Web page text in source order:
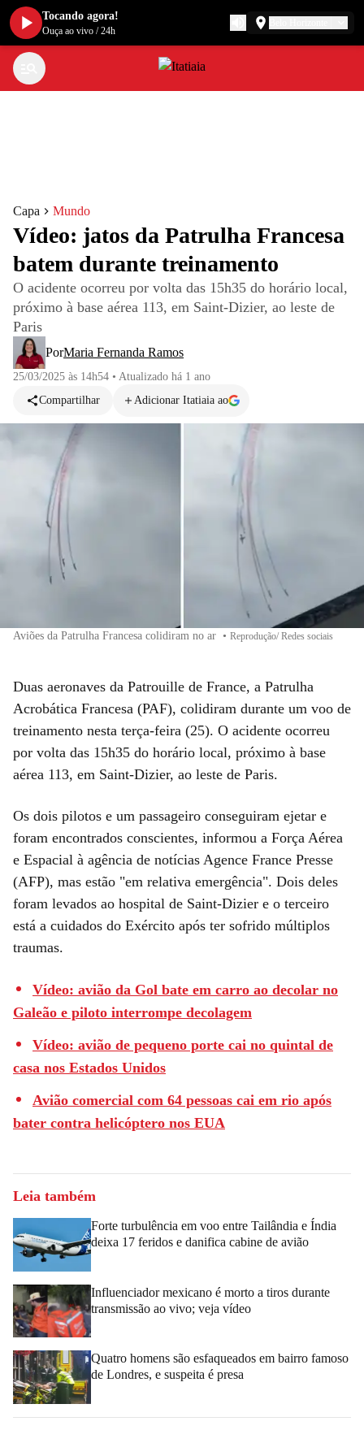
Capa Mundo
Vídeo: jatos da Patrulha Francesa
batem durante treinamento
O acidente ocorreu por volta das 15h35 do horário local,
próximo à base aérea 113, em Saint-Dizier, ao leste de
Paris
PorMaria Fernanda Ramos
25/03/2025 às 14h54 • Atualizado há 1 ano
Compartilhar
Adicionar Itatiaia ao
Aviões da Patrulha Francesa colidiram no ar • Reprodução/ Redes sociais
Duas aeronaves da Patrouille de France, a Patrulha
Acrobática Francesa (PAF), colidiram durante um voo de
treinamento nesta terça-feira (25). O acidente ocorreu
por volta das 15h35 do horário local, próximo à base
aérea 113, em Saint-Dizier, ao leste de Paris.
Os dois pilotos e um passageiro conseguiram ejetar e
foram encontrados conscientes, informou a Força Aérea
e Espacial à agência de notícias Agence France Presse
(AFP), mas estão "em relativa emergência". Dois deles
foram levados ao hospital de Saint-Dizier e o terceiro
está a cuidados do Exército após ter sofrido múltiplos
traumas.
Vídeo: avião da Gol bate em carro ao decolar no
Galeão e piloto interrompe decolagem
Vídeo: avião de pequeno porte cai no quintal de
casa nos Estados Unidos
Avião comercial com 64 pessoas cai em rio após
bater contra helicóptero nos EUA
Leia também
Forte turbulência em voo entre Tailândia e Índia
deixa 17 feridos e danifica cabine de avião
Influenciador mexicano é morto a tiros durante
transmissão ao vivo; veja vídeo
Quatro homens são esfaqueados em bairro famoso
de Londres, e suspeita é presa
Tocando agora!
Ouça ao vivo /24h